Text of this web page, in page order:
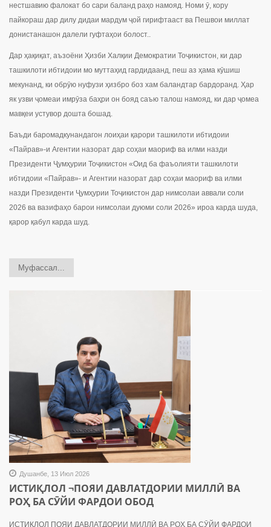
нестшавию фалокат бо сари баланд раҳо намояд. Номи ӯ, кору
пайкораш дар дилу дидаи мардум ҷой гирифтааст ва Пешвои миллат
донистанашон далели гуфтаҳои болост..
Дар ҳақиқат, аъзоёни Ҳизби Халқии Демократии Тоҷикистон, ки дар
ташкилоти ибтидоии мо муттаҳид гардидаанд, пеш аз ҳама кӯшиш
мекунанд, ки обрӯю нуфузи ҳизбро боз хам баландтар бардоранд. Ҳар
як узви ҷомеаи имрӯза баҳри он бояд саъю талош намояд, ки дар ҷомеа
мавқеи устувор дошта бошад.
Баъди баромадкунандагон лоиҳаи қарори ташкилоти ибтидоии
«Пайрав»-и Агентии назорат дар соҳаи маориф ва илми назди
Президенти Ҷумҳурии Тоҷикистон «Оид ба фаъолияти ташкилоти
ибтидоии «Пайрав»- и Агентии назорат дар соҳаи маориф ва илми
назди Президенти Ҷумҳурии Тоҷикистон дар нимсолаи аввали соли
2026 ва вазифаҳо барои нимсолаи дуюми соли 2026» ироа карда шуда,
қарор қабул карда шуд.
Муфассал...
Душанбе, 13 Июл 2026
ИСТИҚЛОЛ ¬ПОЯИ ДАВЛАТДОРИИ МИЛЛӢ ВА
РОҲ БА СӮЙИ ФАРДОИ ОБОД
ИСТИҚЛОЛ ­ПОЯИ ДАВЛАТДОРИИ МИЛЛӢ ВА РОҲ БА СӮЙИ ФАРДОИ